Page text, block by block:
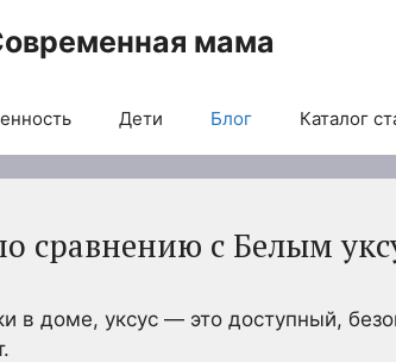
мама
Дети Блог Каталог
сравнению с Белым
в доме, уксус — это доступный,